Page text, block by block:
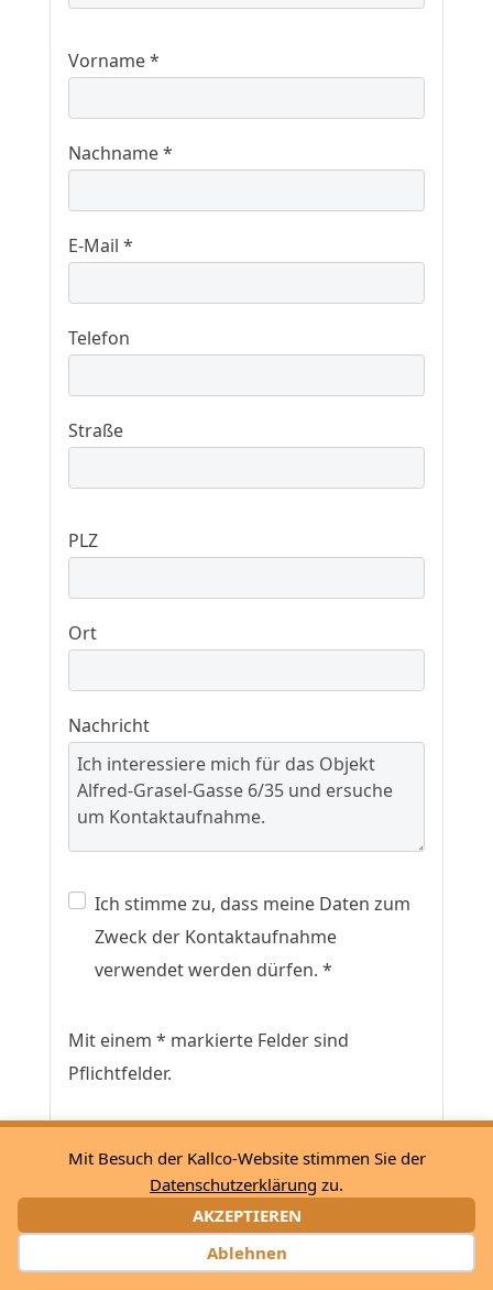
Mit Besuch der Kallco-Website stimmen Sie der
Datenschutzerklärung zu.
AKZEPTIEREN
Ablehnen
Vorname *
Nachname *
E-Mail *
Telefon
Straße
PLZ
Ort
Nachricht
Ich stimme zu, dass meine Daten zum
Zweck der Kontaktaufnahme
verwendet werden dürfen. *
Mit einem * markierte Felder sind
Pflichtfelder.
Filtern & Sortieren